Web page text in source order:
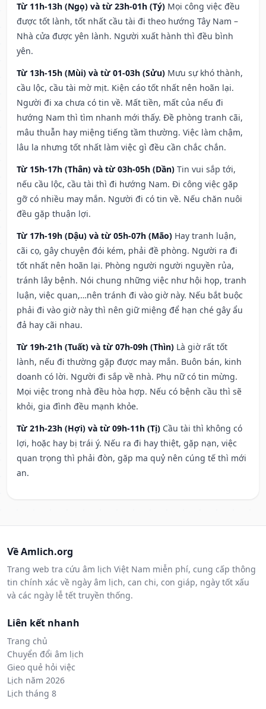
Từ 11h-13h (Ngọ) và từ 23h-01h (Tý) Mọi công việc đều
được tốt lành, tốt nhất cầu tài đi theo hướng Tây Nam –
Nhà cửa được yên lành. Người xuất hành thì đều bình
yên.
Từ 13h-15h (Mùi) và từ 01-03h (Sửu) Mưu sự khó thành,
cầu lộc, cầu tài mờ mịt. Kiện cáo tốt nhất nên hoãn lại.
Người đi xa chưa có tin về. Mất tiền, mất của nếu đi
hướng Nam thì tìm nhanh mới thấy. Đề phòng tranh cãi,
mâu thuẫn hay miệng tiếng tầm thường. Việc làm chậm,
lâu la nhưng tốt nhất làm việc gì đều cần chắc chắn.
Từ 15h-17h (Thân) và từ 03h-05h (Dần) Tin vui sắp tới,
nếu cầu lộc, cầu tài thì đi hướng Nam. Đi công việc gặp
gỡ có nhiều may mắn. Người đi có tin về. Nếu chăn nuôi
đều gặp thuận lợi.
Từ 17h-19h (Dậu) và từ 05h-07h (Mão) Hay tranh luận,
cãi cọ, gây chuyện đói kém, phải đề phòng. Người ra đi
tốt nhất nên hoãn lại. Phòng người người nguyền rủa,
tránh lây bệnh. Nói chung những việc như hội họp, tranh
luận, việc quan,…nên tránh đi vào giờ này. Nếu bắt buộc
phải đi vào giờ này thì nên giữ miệng để hạn ché gây ẩu
đả hay cãi nhau.
Từ 19h-21h (Tuất) và từ 07h-09h (Thìn) Là giờ rất tốt
lành, nếu đi thường gặp được may mắn. Buôn bán, kinh
doanh có lời. Người đi sắp về nhà. Phụ nữ có tin mừng.
Mọi việc trong nhà đều hòa hợp. Nếu có bệnh cầu thì sẽ
khỏi, gia đình đều mạnh khỏe.
Từ 21h-23h (Hợi) và từ 09h-11h (Tị) Cầu tài thì không có
lợi, hoặc hay bị trái ý. Nếu ra đi hay thiệt, gặp nạn, việc
quan trọng thì phải đòn, gặp ma quỷ nên cúng tế thì mới
an.
Về Amlich.org
Trang web tra cứu âm lịch Việt Nam miễn phí, cung cấp thông
tin chính xác về ngày âm lịch, can chi, con giáp, ngày tốt xấu
và các ngày lễ tết truyền thống.
Liên kết nhanh
Trang chủ
Chuyển đổi âm lịch
Gieo quẻ hỏi việc
Lịch năm 2026
Lịch tháng 8